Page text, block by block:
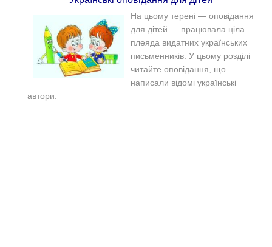
На цьому терені — оповідання
для дітей — працювала ціла
плеяда видатних українських
письменників. У цьому розділі
читайте оповідання, що
написали відомі українські
автори.